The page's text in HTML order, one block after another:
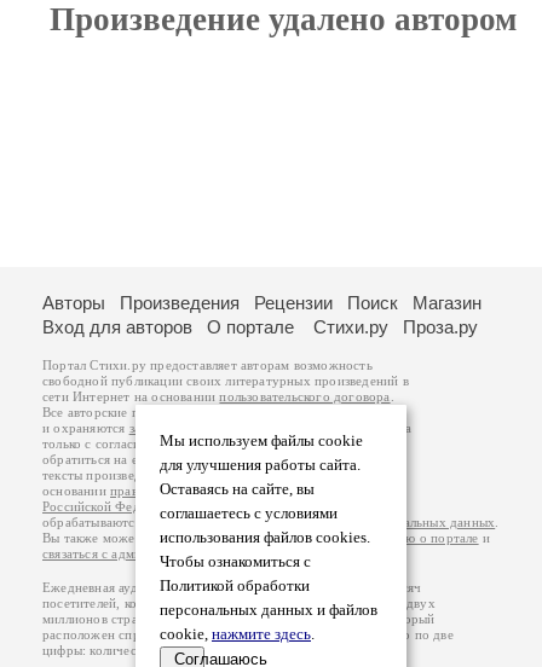
Произведение удалено автором
Мы используем файлы cookie
для улучшения работы сайта.
Оставаясь на сайте, вы
соглашаетесь с условиями
использования файлов cookies.
Чтобы ознакомиться с
Политикой обработки
персональных данных и файлов
cookie, нажмите здесь.
Соглашаюсь
Авторы Произведения Рецензии Поиск
Магазин
Вход для авторов
О портале Стихи.ру Проза.ру
Портал Стихи.ру предоставляет авторам возможность
свободной публикации своих литературных произведений в
сети Интернет на основаниипользовательского договора
Все авторские права на произведения принадлежат авторам
и охраняются законом
. Перепечатка произведений возможна
только с согласия его автора, к которому вы можете
обратиться на его авторской странице. Ответственность за
тексты произведений авторы несут самостоятельно на
основанииправил публикацииизаконодательства
Российской Федерации
обрабатываются на основанииПолитики обработки персональных данных
Вы также можете посмотреть более подробнуюинформацию о портале и
связаться с администрацией
Ежедневная аудитория портала Стихи.ру – порядка 200 тысяч
посетителей, которые в общей сумме просматривают более двух
миллионов страниц по данным счетчика посещаемости, который
расположен справа от этого текста. В каждой графе указано по две
цифры: количество просмотров и количество посетителей.